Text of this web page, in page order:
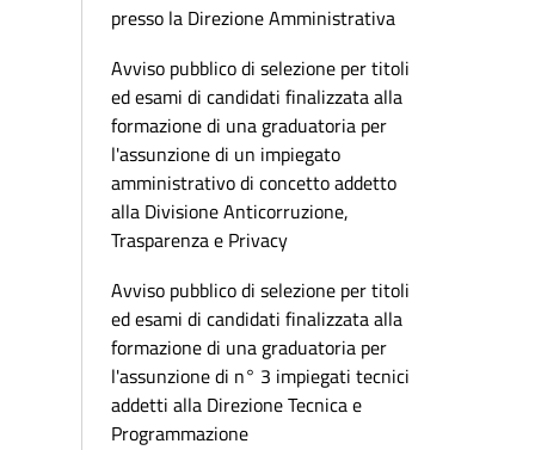
presso la Direzione Amministrativa
Avviso pubblico di selezione per titoli
ed esami di candidati finalizzata alla
formazione di una graduatoria per
l'assunzione di un impiegato
amministrativo di concetto addetto
alla Divisione Anticorruzione,
Trasparenza e Privacy
Avviso pubblico di selezione per titoli
ed esami di candidati finalizzata alla
formazione di una graduatoria per
l'assunzione di n° 3 impiegati tecnici
addetti alla Direzione Tecnica e
Programmazione